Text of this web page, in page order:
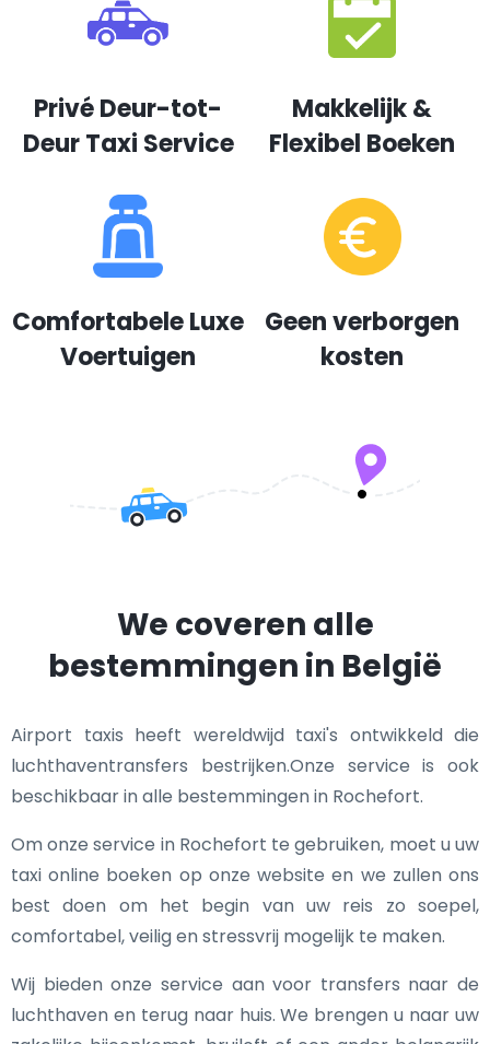
Privé Deur-tot-
Deur Taxi Service
Makkelijk &
Flexibel Boeken
Comfortabele Luxe
Voertuigen
Geen verborgen
kosten
We coveren alle
bestemmingen in België
Airport taxis heeft wereldwijd taxi's ontwikkeld die
luchthaventransfers bestrijken.Onze service is ook
beschikbaar in alle bestemmingen in Rochefort.
Om onze service in Rochefort te gebruiken, moet u uw
taxi online boeken op onze website en we zullen ons
best doen om het begin van uw reis zo soepel,
comfortabel, veilig en stressvrij mogelijk te maken.
Wij bieden onze service aan voor transfers naar de
luchthaven en terug naar huis. We brengen u naar uw